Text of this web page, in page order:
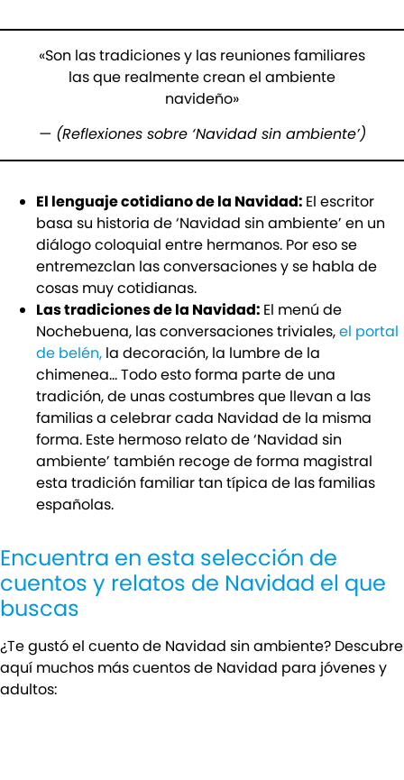
«Son las tradiciones y las reuniones familiares
las que realmente crean el ambiente
navideño»
— (Reflexiones sobre ‘Navidad sin ambiente’)
El lenguaje cotidiano de la Navidad: El escritor
basa su historia de ‘Navidad sin ambiente’ en un
diálogo coloquial entre hermanos. Por eso se
entremezclan las conversaciones y se habla de
cosas muy cotidianas.
Las tradiciones de la Navidad: El menú de
Nochebuena, las conversaciones triviales,el portal
de belén, la decoración, la lumbre de la
chimenea… Todo esto forma parte de una
tradición, de unas costumbres que llevan a las
familias a celebrar cada Navidad de la misma
forma. Este hermoso relato de ‘Navidad sin
ambiente’ también recoge de forma magistral
esta tradición familiar tan típica de las familias
españolas.
Encuentra en esta selección de
cuentos y relatos de Navidad el que
buscas
¿Te gustó el cuento de Navidad sin ambiente? Descubre
aquí muchos más cuentos de Navidad para jóvenes y
adultos: